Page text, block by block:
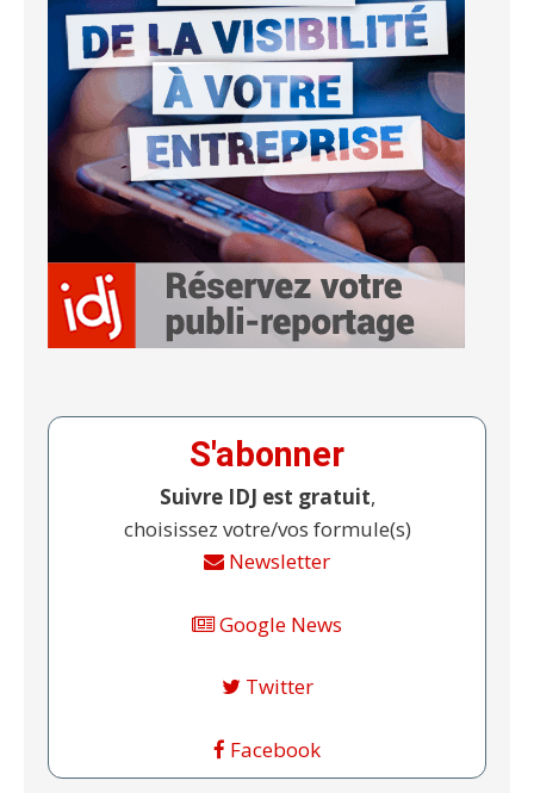
S'abonner
Suivre IDJ est gratuit,
choisissez votre/vos formule(s)
Newsletter
Google News
Twitter
Facebook